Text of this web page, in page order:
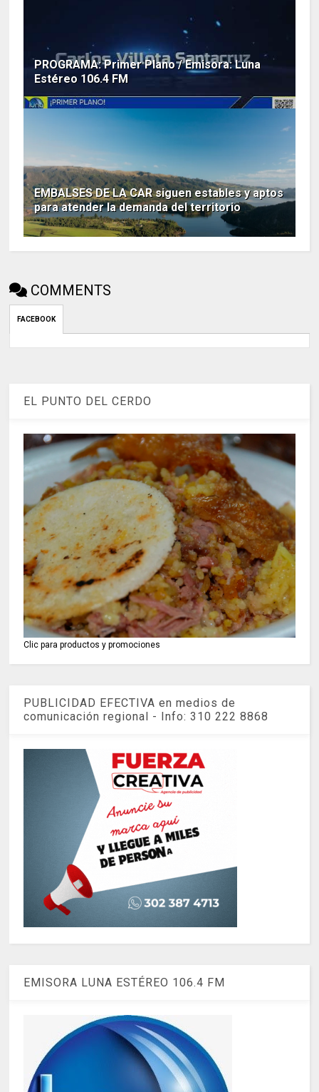
PROGRAMA: Primer Plano / Emisora: Luna
Estéreo 106.4 FM
EMBALSES DE LA CAR siguen estables y aptos
para atender la demanda del territorio
COMMENTS
FACEBOOK
EL PUNTO DEL CERDO
Clic para productos y promociones
PUBLICIDAD EFECTIVA en medios de
comunicación regional - Info: 310 222 8868
EMISORA LUNA ESTÉREO 106.4 FM